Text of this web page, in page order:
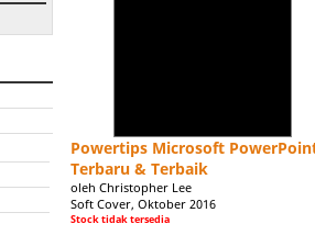
Powertips Microsoft
Terbaru & Terbaik
oleh Christopher Lee
Soft Cover, Oktober 2016
Stock tidak tersedia